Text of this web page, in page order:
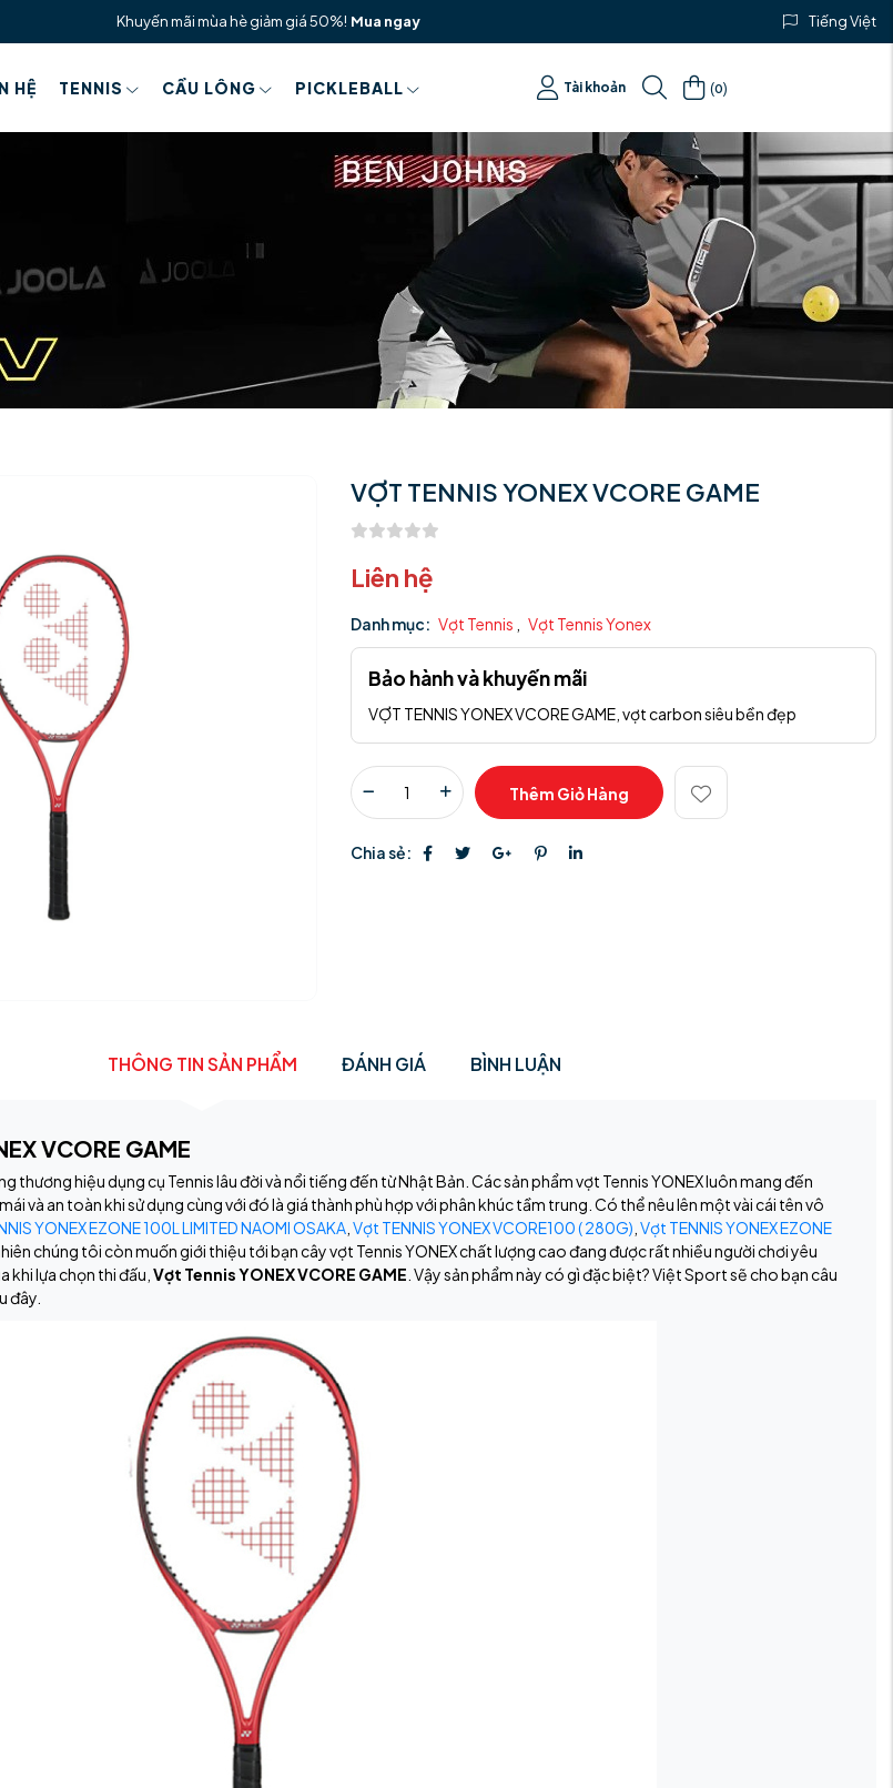
Khuyến mãi mùa hè giảm giá 50%! Mua ngay Tiếng Việt
HỆ TENNIS CẦU LÔNG PICKLEBALL Tài khoản (0)
VỢT TENNIS YONEX VCORE GAME
Liên hệ
Danh mục: Vợt Tennis Vợt Tennis Yonex
Bảo hành và khuyến mãi
VỢT TENNIS YONEX VCORE GAME, vợt carbon siêu bền đẹp
Thêm Giỏ Hàng
Chia sẻ:
THÔNG TIN SẢN PHẨM ĐÁNH GIÁ BÌNH LUẬN
VCORE GAME
thương hiệu dụng cụ Tennis lâu đời và nổi tiếng đến từ Nhật Bản. Các sản phẩm vợt Tennis YONEX luôn mang đến
và an toàn khi sử dụng cùng với đó là giá thành phù hợp với phân khúc tầm trung. Có thể nêu lên một vài cái tên vô
YONEX EZONE 100L LIMITED NAOMI OSAKA Vợt TENNIS YONEX VCORE100 ( 280G) Vợt TENNIS YONEX EZONE
chúng tôi còn muốn giới thiệu tới bạn cây vợt Tennis YONEX chất lượng cao đang được rất nhiều người chơi yêu
khi lựa chọn thi đấu, Vợt Tennis YONEX VCORE GAME . Vậy sản phẩm này có gì đặc biệt? Việt Sport sẽ cho bạn câu
đây.